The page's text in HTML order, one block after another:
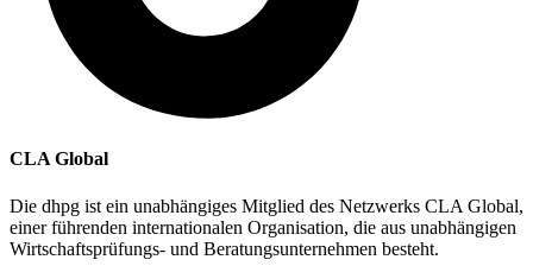
CLA Global
Die dhpg ist ein unabhängiges Mitglied des Netzwerks CLA Global,
einer führenden internationalen Organisation, die aus unabhängigen
Wirtschaftsprüfungs- und Beratungsunternehmen besteht.